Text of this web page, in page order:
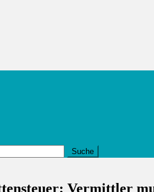
Vermittler